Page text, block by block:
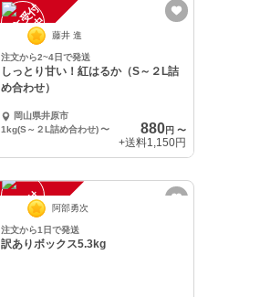
注
文
受
付
停
止
中 藤井 進
注文から2~4日で発送
しっとり甘い！紅はるか（S～２L詰
め合わせ）
岡山県井原市
1kg(S～２L詰め合わせ)〜 880円 〜
+送料1,150円
注
文
受
付
停
止
中 阿部勇次
注文から1日で発送
訳ありボックス5.3kg